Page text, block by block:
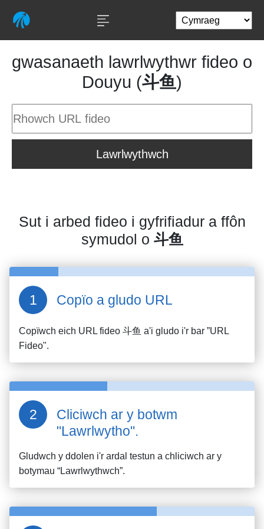
gwasanaeth lawrlwythwr fideo o
Douyu (斗鱼)
Lawrlwythwch
Sut i arbed fideo i gyfrifiadur a ffôn
symudol o 斗鱼
Copïo a gludo URL
Copïwch eich URL fideo 斗鱼 a'i gludo i'r bar ”URL
Fideo".
Cliciwch ar y botwm
"Lawrlwytho".
Gludwch y ddolen i'r ardal testun a chliciwch ar y
botymau “Lawrlwythwch”.